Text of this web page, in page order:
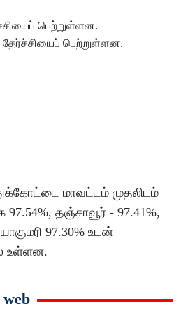
பெற்றுள்ளன.
தேர்ச்சியைப் பெற்றுள்ளன.
மாவட்டம் முதலிடம்
97.54%, தஞ்சாவூர் - 97.41%,
97.30% உடன்
உள்ளன.